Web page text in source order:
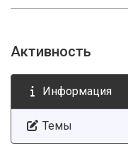
Активность
Информация
Темы